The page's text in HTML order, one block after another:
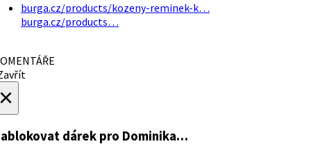
burga.cz/products/kozeny-reminek-k…
burga.cz/products…
dárek pro Dominika…